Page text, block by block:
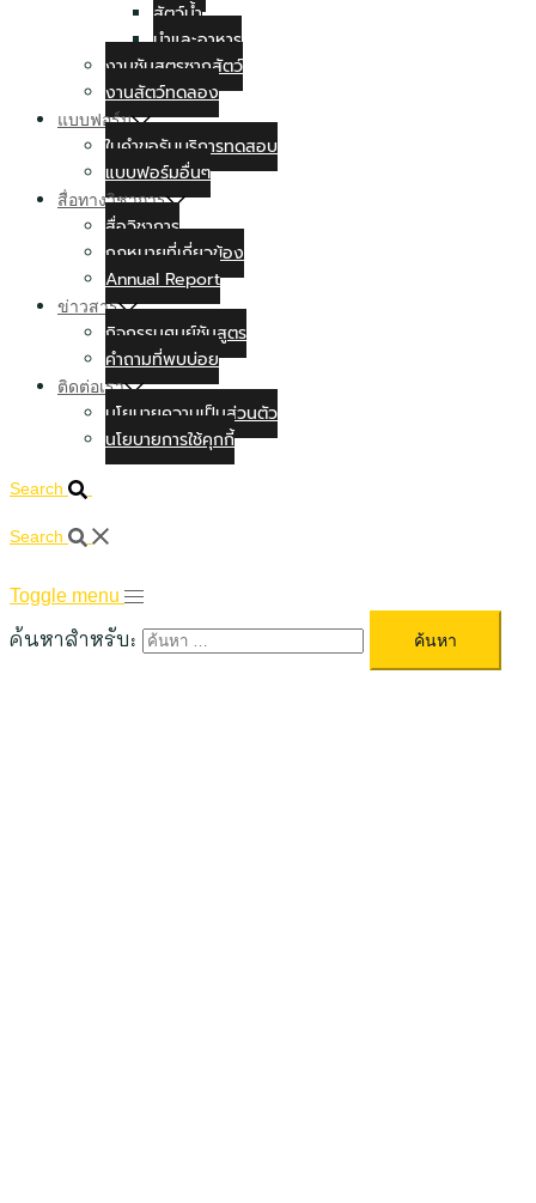
สัตว์น้ำ
นำและอาหาร
งานชันสูตรซากสัตว์
งานสัตว์ทดลอง
แบบฟอร์ม
ใบคำขอรับบริการทดสอบ
แบบฟอร์มอื่นๆ
สื่อทางวิชาการ
สื่อวิชาการ
กฏหมายที่เกี่ยวข้อง
Annual Report
ข่าวสาร
กิจกรรมศูนย์ชันสูตร
คำถามที่พบบ่อย
ติดต่อเรา
นโยบายความเป็นส่วนตัว
นโยบายการใช้คุกกี้
Search
Search
Toggle menu
ค้นหาสำหรับ: